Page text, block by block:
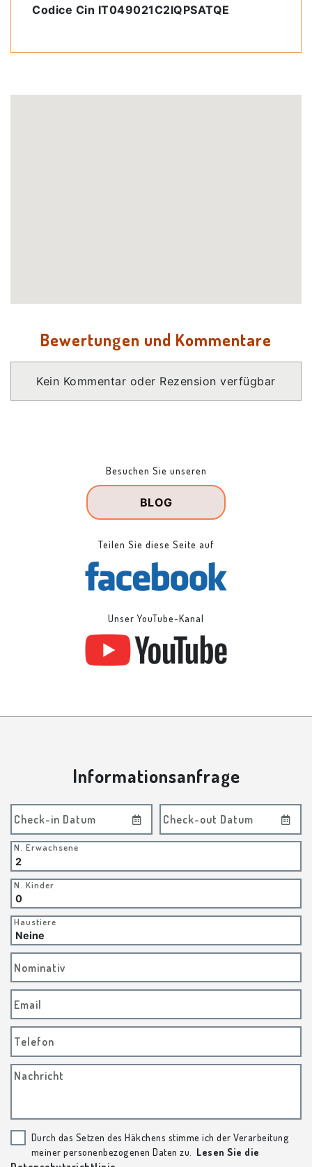
Codice Cin IT049021C2IQPSATQE
Bewertungen und Kommentare
Kein Kommentar oder Rezension verfügbar
Besuchen Sie unseren
BLOG
Teilen Sie diese Seite auf
Unser YouTube-Kanal
Informationsanfrage
Check-in Datum Check-out Datum
N. Erwachsene
N. Kinder
Haustiere
Nominativ
Email
Telefon
Nachricht
Durch das Setzen des Häkchens stimme ich der Verarbeitung
meiner personenbezogenen Daten zu.
Lesen Sie die